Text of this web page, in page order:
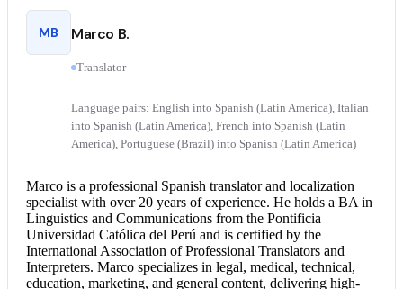
MB Marco B.
Translator
Language pairs: English into Spanish (Latin America), Italian
into Spanish (Latin America), French into Spanish (Latin
America), Portuguese (Brazil) into Spanish (Latin America)
Marco is a professional Spanish translatorand localization
specialist with over 20 years of experience. He holds a BA in
Linguistics and Communications from the Pontificia
Universidad Católica del Perú and is certified by the
International Association of Professional Translators and
Interpreters. Marco specializes in legal, medical, technical,
education, marketing, and general content, delivering high-